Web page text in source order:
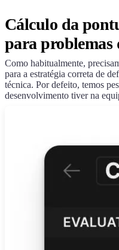
Cálculo da
para problemas
Como habitualmente,
para a estratégia correta de
técnica. Por defeito, temos
desenvolvimento tiver na